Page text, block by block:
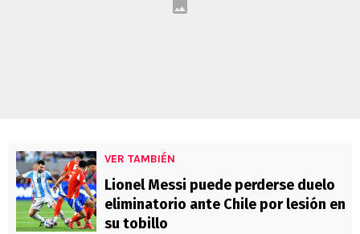
VER TAMBIÉN
Lionel Messi puede perderse duelo
eliminatorio ante Chile por lesión en
su tobillo